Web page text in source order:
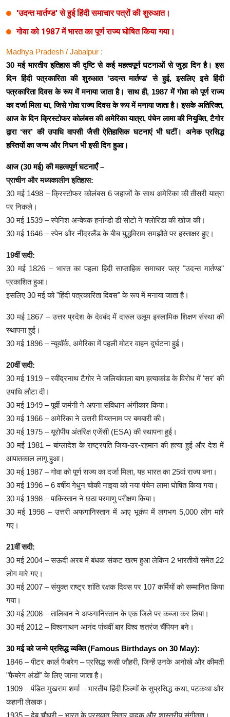
'उदन्त मार्तण्ड' से हुई हिंदी समाचार पत्रों की शुरुआत।
गोवा को 1987 में भारत का पूर्ण राज्य घोषित किया गया।
Madhya Pradesh / Jabalpur :
30 मई भारतीय इतिहास की दृष्टि से कई महत्वपूर्ण घटनाओं से जुड़ा दिन है। इस
दिन हिंदी पत्रकारिता की शुरुआत 'उदन्त मार्तण्ड' से हुई, इसलिए इसे हिंदी
पत्रकारिता दिवस के रूप में मनाया जाता है। साथ ही, 1987 में गोवा को पूर्ण राज्य
का दर्जा मिला था, जिसे गोवा राज्य दिवस के रूप में मनाया जाता है। इसके अतिरिक्त,
आज के दिन क्रिस्टोफर कोलंबस की अमेरिका यात्रा, पंचेन लामा की नियुक्ति, टैगोर
द्वारा ‘सर’ की उपाधि वापसी जैसी ऐतिहासिक घटनाएं भी घटीं। अनेक प्रसिद्ध
हस्तियों का जन्म और निधन भी इसी दिन हुआ।
आज (30 मई) की महत्वपूर्ण घटनाएँ –
प्राचीन और मध्यकालीन इतिहास:
30 मई 1498 – क्रिस्टोफर कोलंबस 6 जहाजों के साथ अमेरिका की तीसरी यात्रा
पर निकले।
30 मई 1539 – स्पेनिश अन्वेषक हर्नान्डो डी सोटो ने फ्लोरिडा की खोज की।
30 मई 1646 – स्पेन और नीदरलैंड के बीच युद्धविराम समझौते पर हस्ताक्षर हुए।
19वीं सदी:
30 मई 1826 – भारत का पहला हिंदी साप्ताहिक समाचार पत्र "उदन्त मार्तण्ड"
प्रकाशित हुआ।
इसलिए 30 मई को "हिंदी पत्रकारिता दिवस" के रूप में मनाया जाता है।
30 मई 1867 – उत्तर प्रदेश के देवबंद में दारुल उलूम इस्लामिक शिक्षण संस्था की
स्थापना हुई।
30 मई 1896 – न्यूयॉर्क, अमेरिका में पहली मोटर वाहन दुर्घटना हुई।
20वीं सदी:
30 मई 1919 – रवींद्रनाथ टैगोर ने जलियांवाला बाग हत्याकांड के विरोध में 'सर' की
उपाधि लौटा दी।
30 मई 1949 – पूर्वी जर्मनी ने अपना संविधान अंगीकार किया।
30 मई 1966 – अमेरिका ने उत्तरी वियतनाम पर बमबारी की।
30 मई 1975 – यूरोपीय अंतरिक्ष एजेंसी (ESA) की स्थापना हुई।
30 मई 1981 – बांग्लादेश के राष्ट्रपति जिया-उर-रहमान की हत्या हुई और देश में
आपातकाल लागू हुआ।
30 मई 1987 – गोवा को पूर्ण राज्य का दर्जा मिला, यह भारत का 25वां राज्य बना।
30 मई 1996 – 6 वर्षीय गेधुन चोकी नाइया को नया पंचेन लामा घोषित किया गया।
30 मई 1998 – पाकिस्तान ने छठा परमाणु परीक्षण किया।
30 मई 1998 – उत्तरी अफगानिस्तान में आए भूकंप में लगभग 5,000 लोग मारे
गए।
21वीं सदी:
30 मई 2004 – सऊदी अरब में बंधक संकट खत्म हुआ लेकिन 2 भारतीयों समेत 22
लोग मारे गए।
30 मई 2007 – संयुक्त राष्ट्र शांति रक्षक दिवस पर 107 कर्मियों को सम्मानित किया
गया।
30 मई 2008 – तालिबान ने अफगानिस्तान के एक जिले पर कब्जा कर लिया।
30 मई 2012 – विश्वनाथन आनंद पांचवीं बार विश्व शतरंज चैंपियन बने।
30 मई को जन्मे प्रसिद्ध व्यक्ति (Famous Birthdays on 30 May):
1846 – पीटर कार्ल फैबरेग – प्रसिद्ध रूसी जौहरी, जिन्हें उनके अनोखे और कीमती
"फैबरेग अंडों" के लिए जाना जाता है।
1909 – पंडित मुखराम शर्मा – भारतीय हिंदी फ़िल्मों के सुप्रसिद्ध कथा, पटकथा और
कहानी लेखक।
1935 – देबू चौधरी – भारत के प्रख्यात सितार वादक और शास्त्रीय संगीतज्ञ।